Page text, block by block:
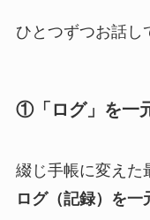
ひとつずつお話し
①「ログ」を一
綴じ手帳に変えた
ログ（記録）を一